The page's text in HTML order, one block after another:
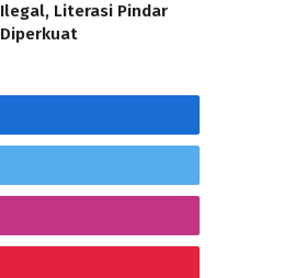
Ilegal, Literasi Pindar
Diperkuat